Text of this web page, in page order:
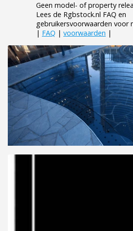
Geen model- of property
Lees de Rgbstock.nl FAQ en
gebruikersvoorwaarden voor
| FAQ | voorwaarden |